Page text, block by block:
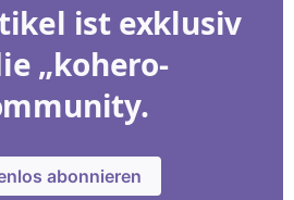
ist exklusiv
„kohero-
abonnieren